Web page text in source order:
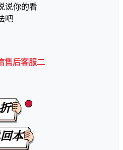
说你的看
吧
维码💡